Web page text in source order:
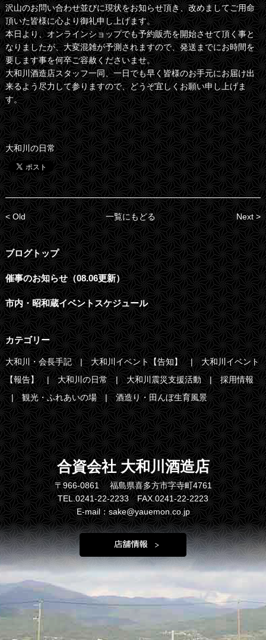
沢山のお問い合わせ並びに現状をお知らせ頂き、改めましてご用命
頂いた皆様に心より御礼申し上げます。
本日より、オンラインショップでも予約販売を開始させて頂く事と
なりましたが、大変混雑が予測されますので、発送までにお時間を
要します事を何卒ご容赦くださいませ。
大和川酒造店スタッフ一同、一日でも早く皆様のお手元にお届け出
来るよう尽力して参りますので、どうぞ宜しくお願い申し上げま
す。
大和川の日常
< Old 一覧にもどる Next >
ブログトップ
催事のお知らせ（08.06更新）
市内・昭和蔵イベントスケジュール
カテゴリー
大和川・会長手記 大和川イベント【告知】
大和川イベント
【報告】
大和川の日常 大和川震災支援活動
採用情報
観光・ふれあいの場
酒造り・田んぼ生育風景
合資会社 大和川酒造店
〒966-0861 福島県喜多方市字寺町4761
TEL.0241-22-2233 FAX.0241-22-2223
E-mail：sake@yauemon.co.jp